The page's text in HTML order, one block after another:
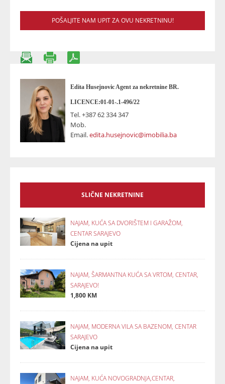
POŠALJITE NAM UPIT ZA OVU NEKRETNINU!
Edita Husejnovic Agent za nekretnine BR.
LICENCE:01-01-.1-496/22
Tel.+387 62 334 347
Mob.
Email.edita.husejnovic@imobilia.ba
SLIČNE NEKRETNINE
NAJAM, KUĆA SA DVORIŠTEM I GARAŽOM,
CENTAR SARAJEVO
Cijena na upit
NAJAM, ŠARMANTNA KUĆA SA VRTOM, CENTAR,
SARAJEVO!
1,800 KM
NAJAM, MODERNA VILA SA BAZENOM, CENTAR
SARAJEVO
Cijena na upit
NAJAM, KUĆA NOVOGRADNJA,CENTAR,